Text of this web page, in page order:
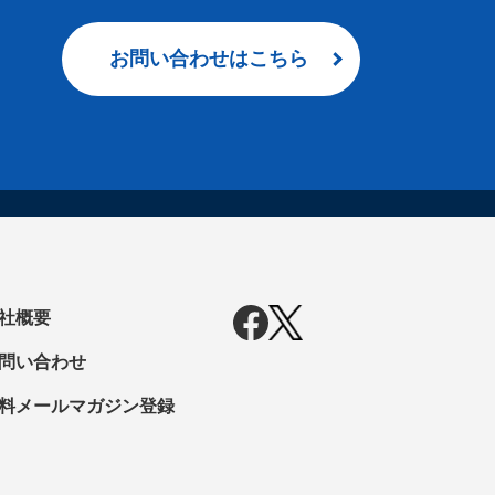
お問い合わせはこちら
概要
い合わせ
メールマガジン登録